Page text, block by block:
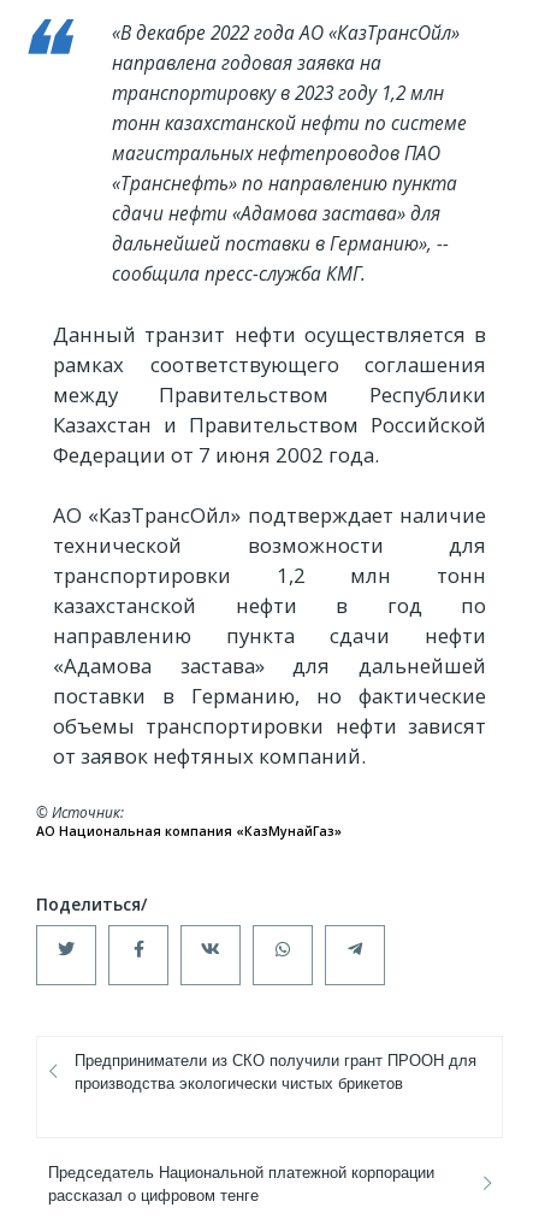
«В декабре 2022 года АО «КазТрансОйл»
направлена годовая заявка на
транспортировку в 2023 году 1,2 млн
тонн казахстанской нефти по системе
магистральных нефтепроводов ПАО
«Транснефть» по направлению пункта
сдачи нефти «Адамова застава» для
дальнейшей поставки в Германию», --
сообщила пресс-служба КМГ.
Данный транзит нефти осуществляется в
рамках соответствующего соглашения
между Правительством Республики
Казахстан и Правительством Российской
Федерации от 7 июня 2002 года.
АО «КазТрансОйл» подтверждает наличие
технической возможности для
транспортировки 1,2 млн тонн
казахстанской нефти в год по
направлению пункта сдачи нефти
«Адамова застава» для дальнейшей
поставки в Германию, но фактические
объемы транспортировки нефти зависят
от заявок нефтяных компаний.
© Источник
АО Национальная компания «КазМунайГаз»
Предприниматели из СКО получили грант ПРООН для
производства экологически чистых брикетов
Председатель Национальной платежной корпорации
рассказал о цифровом тенге